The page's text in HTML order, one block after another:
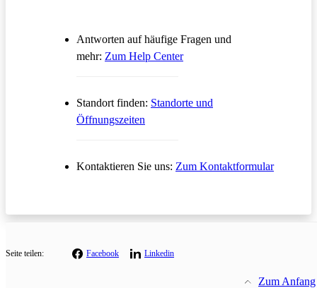
Antworten auf häufige Fragen und
mehr: Zum Help CenterÖffnet in einem neuen Tab
Standort finden: Standorte und
Öffnungszeiten
Kontaktieren Sie uns: Zum KontaktformularÖffnet in
Seite teilen: Facebook Linkedin
Zum Anfang